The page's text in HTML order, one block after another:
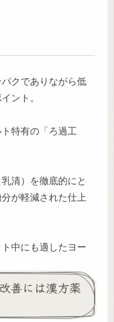
クでありながら低
ント。
特有の「ろ過工
清）を徹底的にと
が軽減された仕上
中にも適したヨー
善には漢方薬